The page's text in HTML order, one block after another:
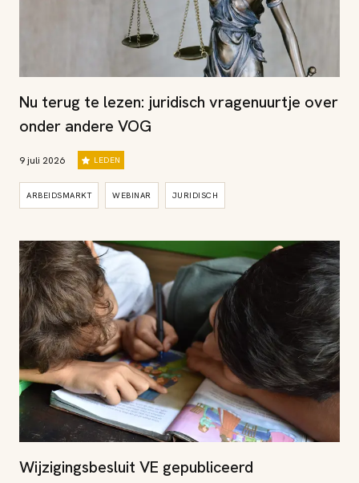
Nu terug te lezen: juridisch vragenuurtje over
onder andere VOG
9 juli 2026 LEDEN
ARBEIDSMARKT WEBINAR JURIDISCH
Wijzigingsbesluit VE gepubliceerd